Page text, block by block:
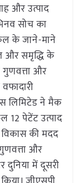
और उत्पाद
सोच का
के जाने-माने
और समृद्धि के
गुणवत्ता और
लिमिटेड ने मैक
12 पेटेंट उत्पाद
की मदद
और
दुनिया में दूसरी